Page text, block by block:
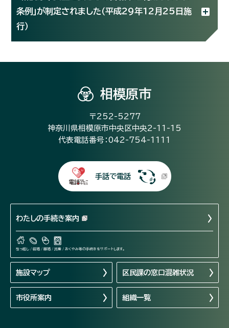
条例」が制定されました（平成29年12月25日施
行）
相模原市
〒252-5277
神奈川県相模原市中央区中央2-11-15
代表電話番号：042-754-1111
手話で電話
わたしの手続き案内
引っ越し / 結婚 / 離婚 / 出産 / おくやみ等の手続きをサポートします。
施設マップ 区民課の窓口混雑状況
市役所案内 組織一覧